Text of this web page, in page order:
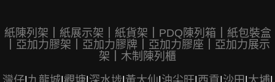
紙陳列架 紙展示架 紙貨架 PDQ陳列箱
紙包裝盒
亞加力膠架 亞加力膠牌 亞加力膠座
亞加力展示
架
木制陳列櫃